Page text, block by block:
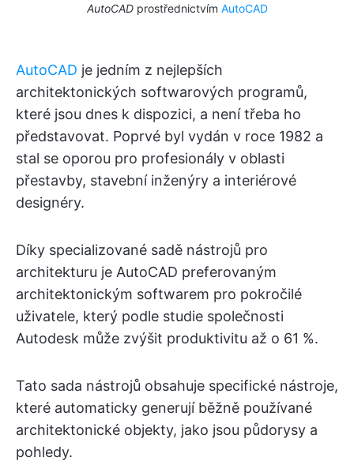
AutoCADprostřednictvím AutoCAD
AutoCAD je jedním z nejlepších
architektonických softwarových programů,
které jsou dnes k dispozici, a není třeba ho
představovat. Poprvé byl vydán v roce 1982 a
stal se oporou pro profesionály v oblasti
přestavby, stavební inženýry a interiérové
designéry.
Díky specializované sadě nástrojů pro
architekturu je AutoCAD preferovaným
architektonickým softwarem pro pokročilé
uživatele, který podle studie společnosti
Autodesk může zvýšit produktivitu až o 61 %.
Tato sada nástrojů obsahuje specifické nástroje,
které automaticky generují běžně používané
architektonické objekty, jako jsou půdorysy a
pohledy.